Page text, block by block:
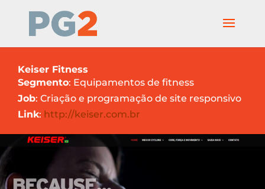
Keiser Fitness
Segmento: Equipamentos de fitness
Job: Criação e programação de site responsivo
Link: http://keiser.com.br